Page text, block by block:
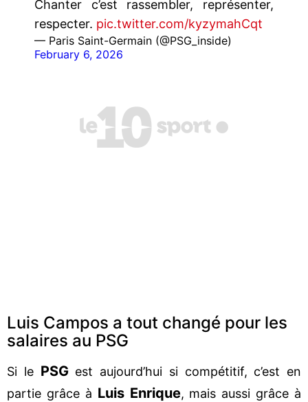
Chanter c’est rassembler, représenter,
respecter. pic.twitter.com/kyzymahCqt
— Paris Saint-Germain (@PSG_inside)
February 6, 2026
Luis Campos a tout changé pour les
salaires au PSG
Si le PSGest aujourd’hui si compétitif, c’est en
partie grâce à Luis Enrique, mais aussi grâce à